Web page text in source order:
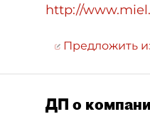
http://
Предложить
ДП о